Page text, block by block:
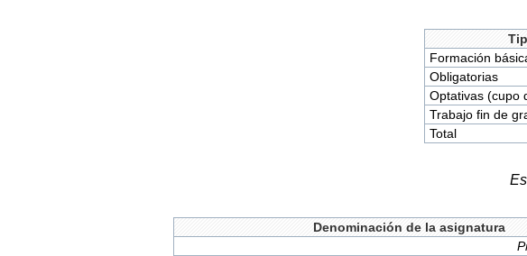
Formación
Obligatorias
Optativas (cupo
Trabajo fin de
Total
Denominación de la asignatura